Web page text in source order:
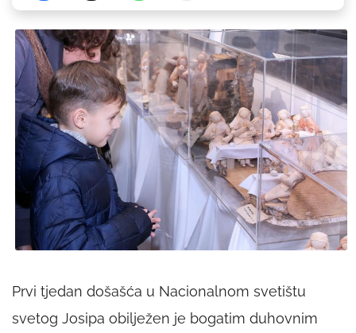
Prvi tjedan došašća u Nacionalnom svetištu
svetog Josipa obilježen je bogatim duhovnim